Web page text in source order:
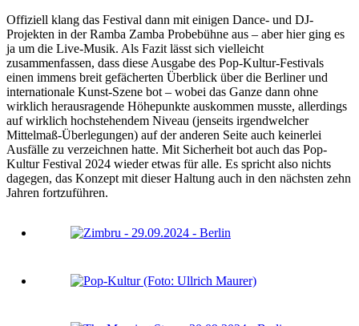
Offiziell klang das Festival dann mit einigen Dance- und DJ-
Projekten in der Ramba Zamba Probebühne aus – aber hier ging es
ja um die Live-Musik. Als Fazit lässt sich vielleicht
zusammenfassen, dass diese Ausgabe des Pop-Kultur-Festivals
einen immens breit gefächerten Überblick über die Berliner und
internationale Kunst-Szene bot – wobei das Ganze dann ohne
wirklich herausragende Höhepunkte auskommen musste, allerdings
auf wirklich hochstehendem Niveau (jenseits irgendwelcher
Mittelmaß-Überlegungen) auf der anderen Seite auch keinerlei
Ausfälle zu verzeichnen hatte. Mit Sicherheit bot auch das Pop-
Kultur Festival 2024 wieder etwas für alle. Es spricht also nichts
dagegen, das Konzept mit dieser Haltung auch in den nächsten zehn
Jahren fortzuführen.